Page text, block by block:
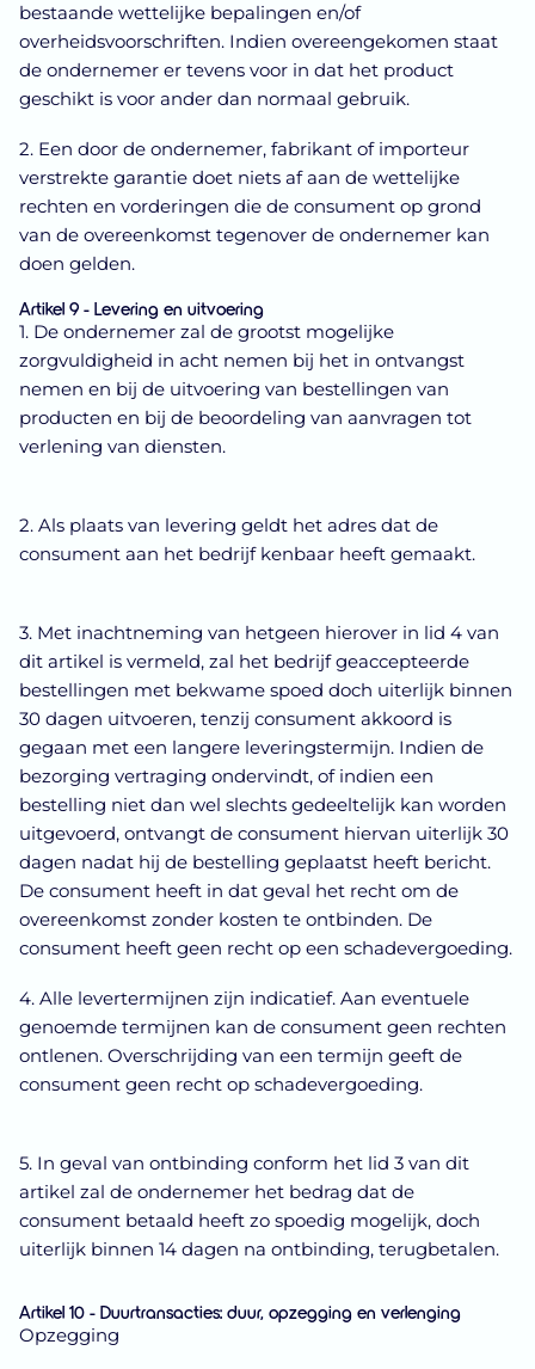
bestaande wettelijke bepalingen en/of
overheidsvoorschriften. Indien overeengekomen staat
de ondernemer er tevens voor in dat het product
geschikt is voor ander dan normaal gebruik.
2. Een door de ondernemer, fabrikant of importeur
verstrekte garantie doet niets af aan de wettelijke
rechten en vorderingen die de consument op grond
van de overeenkomst tegenover de ondernemer kan
doen gelden.
Artikel 9 - Levering en uitvoering
1. De ondernemer zal de grootst mogelijke
zorgvuldigheid in acht nemen bij het in ontvangst
nemen en bij de uitvoering van bestellingen van
producten en bij de beoordeling van aanvragen tot
verlening van diensten.
2. Als plaats van levering geldt het adres dat de
consument aan het bedrijf kenbaar heeft gemaakt.
3. Met inachtneming van hetgeen hierover in lid 4 van
dit artikel is vermeld, zal het bedrijf geaccepteerde
bestellingen met bekwame spoed doch uiterlijk binnen
30 dagen uitvoeren, tenzij consument akkoord is
gegaan met een langere leveringstermijn. Indien de
bezorging vertraging ondervindt, of indien een
bestelling niet dan wel slechts gedeeltelijk kan worden
uitgevoerd, ontvangt de consument hiervan uiterlijk 30
dagen nadat hij de bestelling geplaatst heeft bericht.
De consument heeft in dat geval het recht om de
overeenkomst zonder kosten te ontbinden. De
consument heeft geen recht op een schadevergoeding.
4. Alle levertermijnen zijn indicatief. Aan eventuele
genoemde termijnen kan de consument geen rechten
ontlenen. Overschrijding van een termijn geeft de
consument geen recht op schadevergoeding.
5. In geval van ontbinding conform het lid 3 van dit
artikel zal de ondernemer het bedrag dat de
consument betaald heeft zo spoedig mogelijk, doch
uiterlijk binnen 14 dagen na ontbinding, terugbetalen.
Artikel 10 - Duurtransacties: duur, opzegging en verlenging
Opzegging